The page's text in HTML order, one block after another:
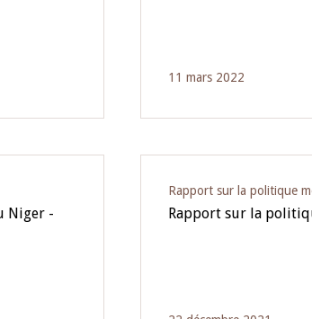
11 mars 2022
Niger -
Rapport sur la politique
Rapport sur la